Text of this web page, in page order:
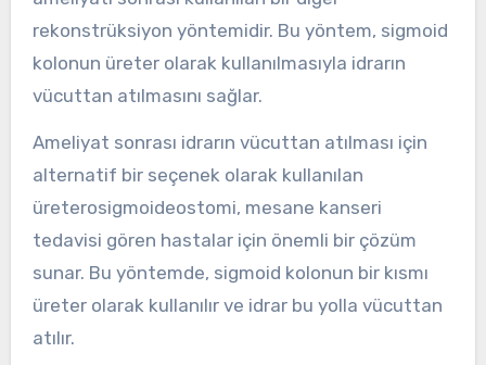
rekonstrüksiyon yöntemidir. Bu yöntem, sigmoid
kolonun üreter olarak kullanılmasıyla idrarın
vücuttan atılmasını sağlar.
Ameliyat sonrası idrarın vücuttan atılması için
alternatif bir seçenek olarak kullanılan
üreterosigmoideostomi, mesane kanseri
tedavisi gören hastalar için önemli bir çözüm
sunar. Bu yöntemde, sigmoid kolonun bir kısmı
üreter olarak kullanılır ve idrar bu yolla vücuttan
atılır.